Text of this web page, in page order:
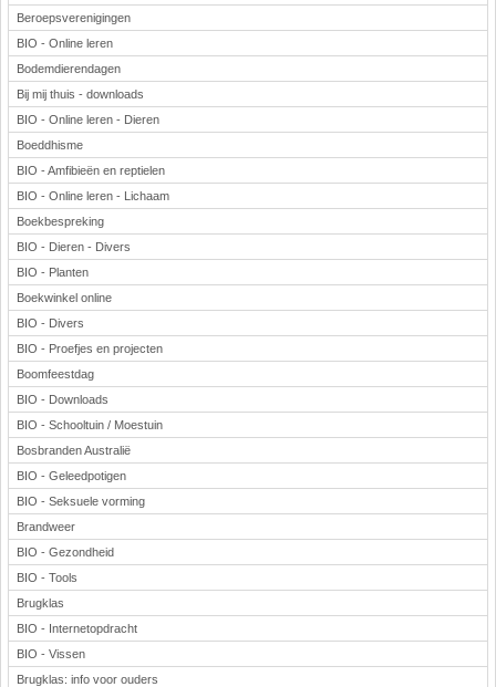
Beroepsverenigingen
BIO - Online leren
Bodemdierendagen
Bij mij thuis - downloads
BIO - Online leren - Dieren
Boeddhisme
BIO - Amfibieën en reptielen
BIO - Online leren - Lichaam
Boekbespreking
BIO - Dieren - Divers
BIO - Planten
Boekwinkel online
BIO - Divers
BIO - Proefjes en projecten
Boomfeestdag
BIO - Downloads
BIO - Schooltuin / Moestuin
Bosbranden Australië
BIO - Geleedpotigen
BIO - Seksuele vorming
Brandweer
BIO - Gezondheid
BIO - Tools
Brugklas
BIO - Internetopdracht
BIO - Vissen
Brugklas: info voor ouders